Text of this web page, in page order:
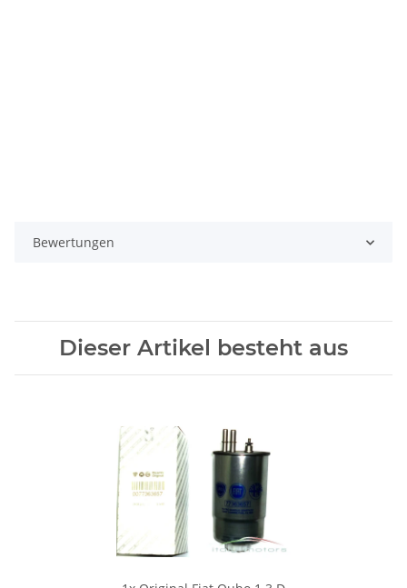
Bewertungen
Dieser Artikel besteht aus